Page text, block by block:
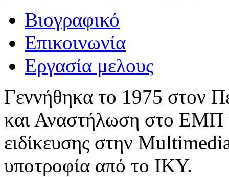
Βιογραφικό
Επικοινωνία
Εργασία μελους
Γεννήθηκα το 1975 στον
και Αναστήλωση στο ΕΜΠ
ειδίκευσης στην
υποτροφία από το ΙΚΥ.